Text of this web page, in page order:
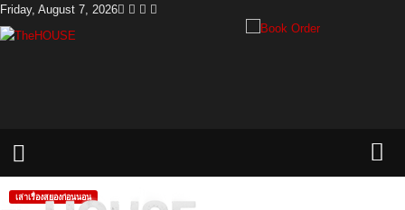
Friday, August 7, 2026
เล่าเรื่องสยองก่อนนอน